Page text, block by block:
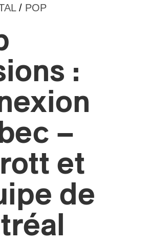
/ POP
:
–
et
de